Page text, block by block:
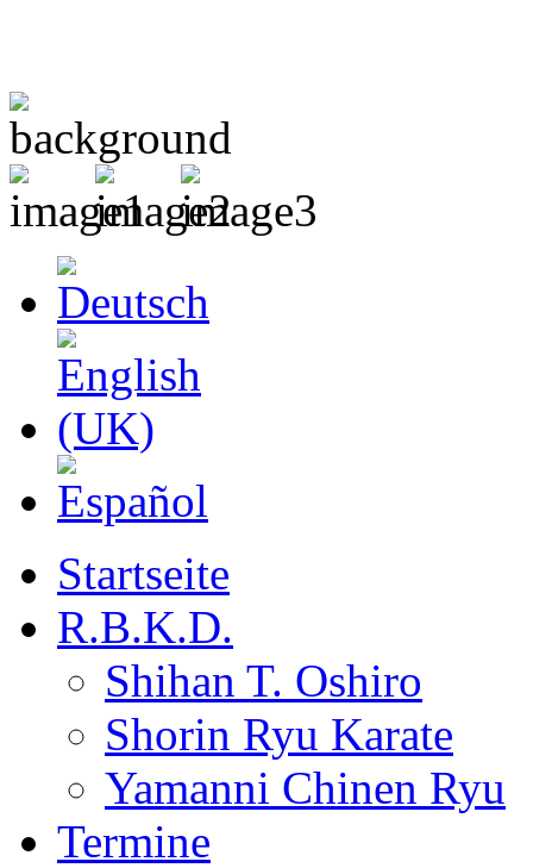
Startseite
R.B.K.D.
Shihan T. Oshiro
Shorin Ryu Karate
Yamanni Chinen Ryu
Termine